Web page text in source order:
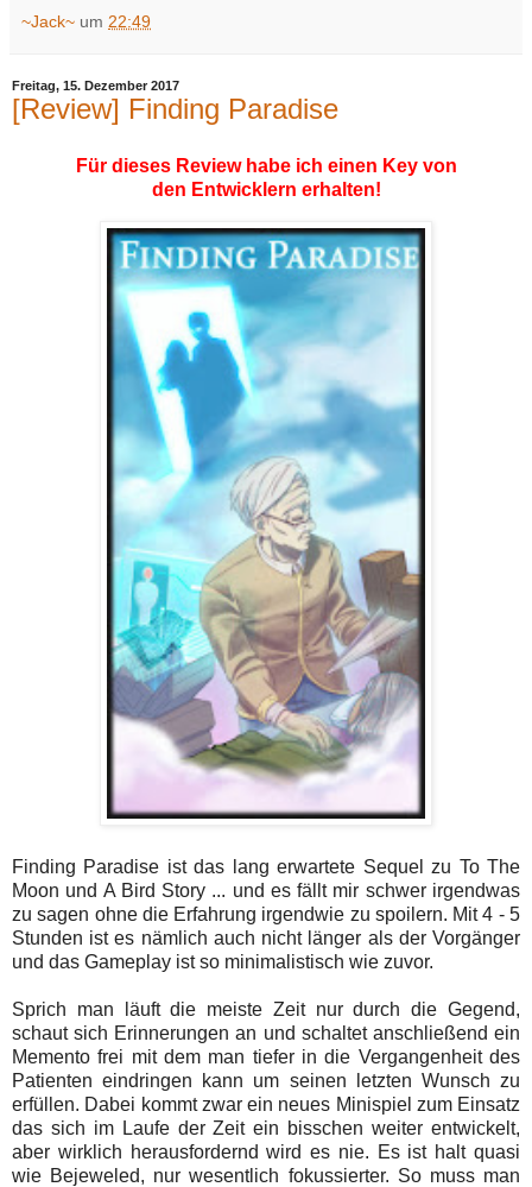
~Jack~ um 22:49
Freitag, 15. Dezember 2017
[Review] Finding Paradise
Für dieses Review habe ich einen Key von
den Entwicklern erhalten!
Finding Paradise ist das lang erwartete Sequel zu To The
Moon und A Bird Story ... und es fällt mir schwer irgendwas
zu sagen ohne die Erfahrung irgendwie zu spoilern. Mit 4 - 5
Stunden ist es nämlich auch nicht länger als der Vorgänger
und das Gameplay ist so minimalistisch wie zuvor.
Sprich man läuft die meiste Zeit nur durch die Gegend,
schaut sich Erinnerungen an und schaltet anschließend ein
Memento frei mit dem man tiefer in die Vergangenheit des
Patienten eindringen kann um seinen letzten Wunsch zu
erfüllen. Dabei kommt zwar ein neues Minispiel zum Einsatz
das sich im Laufe der Zeit ein bisschen weiter entwickelt,
aber wirklich herausfordernd wird es nie. Es ist halt quasi
wie Bejeweled, nur wesentlich fokussierter. So muss man